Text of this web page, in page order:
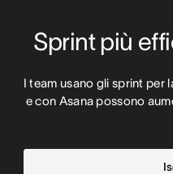
Sprint più
I team usano gli sprint per
e con Asana possono